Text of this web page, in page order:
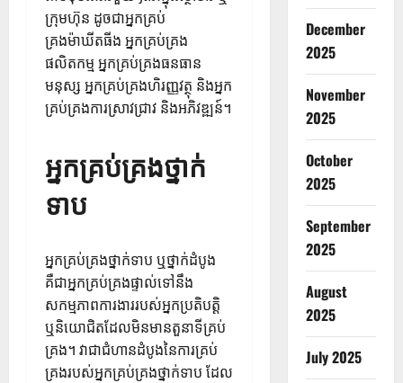
ក្រុមហ៊ុន ដូចជាអ្នកគ្រប់
គ្រងម៉ាឃីតធីង អ្នកគ្រប់គ្រង
ផលិតកម្ម អ្នកគ្រប់គ្រងធនធាន
មនុស្ស អ្នកគ្រប់គ្រងហិរញ្ញវត្ថុ និងអ្នក
គ្រប់គ្រងការស្រាវជ្រាវ និងអភិវឌ្ឍន៍។
អ្នកគ្រប់គ្រងថ្នាក់
ទាប
អ្នកគ្រប់គ្រងថ្នាក់ទាប ឬថ្នាក់ដំបូង
គឺជាអ្នកគ្រប់គ្រងផ្ទាល់ទៅនឹង
សកម្មភាពការងាររបស់អ្នកប្រតិបត្តិ
ឬនិយោជិតដែលមិនមានតួនាទីគ្រប់
គ្រង។ វាជាជំហានដំបូងនៃការគ្រប់
គ្រងរបស់អ្នកគ្រប់គ្រងថ្នាក់ទាប ដែល
December
2025
November
2025
October
2025
September
2025
August
2025
July 2025